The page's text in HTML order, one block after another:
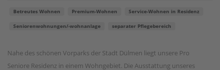
Betreutes Wohnen Premium-Wohnen Service-Wohnen in Residenz
Seniorenwohnungen/-wohnanlage separater Pflegebereich
Nahe des schönen Vorparks der Stadt Dülmen liegt unsere Pro
Seniore Residenz in einem Wohngebiet. Die Ausstattung unseres